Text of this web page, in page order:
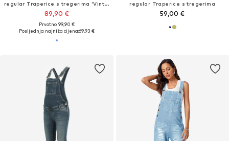
regular Traperice s tregerima 'Vintage Overall'
89,90 €
Prvotno: 99,90 €
Posljednja najniža cijena:69,93 €
regular Traperice s tregerima
59,00 €